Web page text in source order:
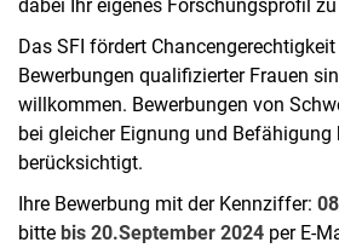
dabei Ihr eigenes Forschungsprofil
Das SFI fördert
Bewerbungen qualifizierter Frauen
willkommen. Bewerbungen von
bei gleicher Eignung und Befähigung
berücksichtigt.
Ihre Bewerbung mit der Kennziffer:
bitte bis 20.September 2024 per E-